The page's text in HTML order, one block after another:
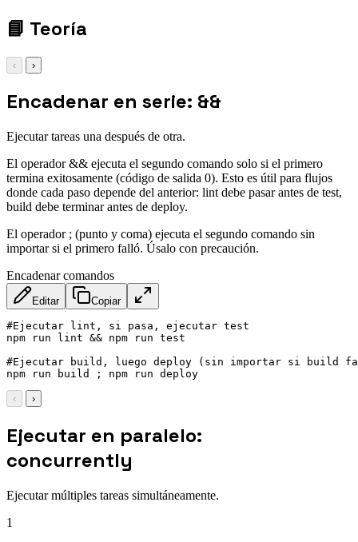
📘 Teoría
‹ ›
Encadenar en serie: &&
Ejecutar tareas una después de otra.
El operador && ejecuta el segundo comando solo si el primero
termina exitosamente (código de salida 0). Esto es útil para flujos
donde cada paso depende del anterior: lint debe pasar antes de test,
build debe terminar antes de deploy.
El operador ; (punto y coma) ejecuta el segundo comando sin
importar si el primero falló. Úsalo con precaución.
Encadenar comandos
Editar Copiar
#Ejecutar lint, si pasa, ejecutar test
npm run lint && npm run test
#Ejecutar build, luego deploy (sin importar si build
npm run build ; npm run deploy
‹ ›
Ejecutar en paralelo:
concurrently
Ejecutar múltiples tareas simultáneamente.
1